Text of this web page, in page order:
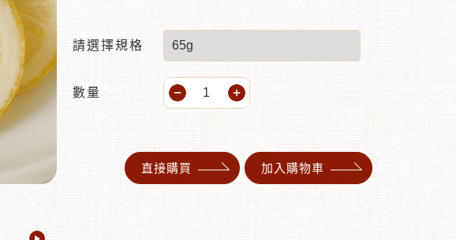
請選擇規格
數量
直接購買 加入購物車